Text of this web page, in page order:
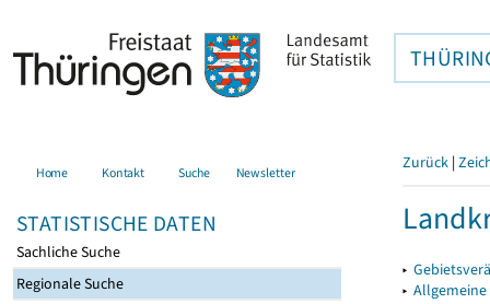
Home Kontakt Suche Newsletter
STATISTISCHE DATEN
Sachliche Suche
Regionale Suche
Zurück |
▸
▸